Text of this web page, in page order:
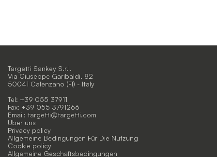
Targetti Sankey S.r.l.
Via Giuseppe Garibaldi, 82
50041 Calenzano (FI) - Italy
Tel: +39 055 37911
Fax: +39 055 3791266
Email: targetti@targetti.com
Über uns
Privacy policy
Allgemeine Bedingungen Für Die Nutzung
Cookie policy
Allgemeine Geschäftsbedingungen